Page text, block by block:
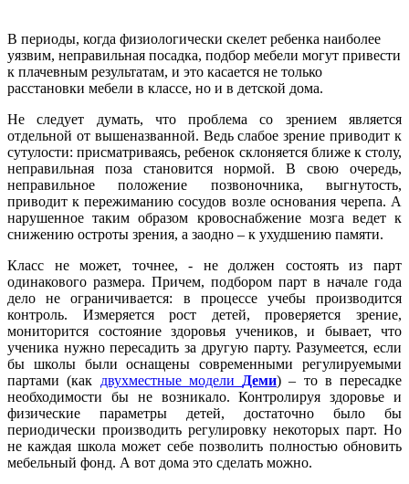
В периоды, когда физиологически скелет ребенка наиболее
уязвим, неправильная посадка, подбор мебели могут привести
к плачевным результатам, и это касается не только
расстановки мебели в классе, но и в детской дома.
Не следует думать, что проблема со зрением является
отдельной от вышеназванной. Ведь слабое зрение приводит к
сутулости: присматриваясь, ребенок склоняется ближе к столу,
неправильная поза становится нормой. В свою очередь,
неправильное положение позвоночника, выгнутость,
приводит к пережиманию сосудов возле основания черепа. А
нарушенное таким образом кровоснабжение мозга ведет к
снижению остроты зрения, а заодно – к ухудшению памяти.
Класс не может, точнее, - не должен состоять из парт
одинакового размера. Причем, подбором парт в начале года
дело не ограничивается: в процессе учебы производится
контроль. Измеряется рост детей, проверяется зрение,
мониторится состояние здоровья учеников, и бывает, что
ученика нужно пересадить за другую парту. Разумеется, если
бы школы были оснащены современными регулируемыми
партами (как двухместные модели Деми) – то в пересадке
необходимости бы не возникало. Контролируя здоровье и
физические параметры детей, достаточно было бы
периодически производить регулировку некоторых парт. Но
не каждая школа может себе позволить полностью обновить
мебельный фонд. А вот дома это сделать можно.